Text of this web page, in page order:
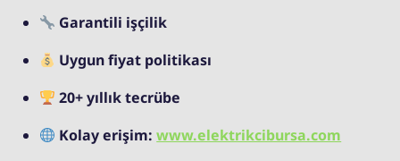
Garantili işçilik
Uygun fiyat politikası
20+ yıllık tecrübe
Kolay erişim:www.elektrikcibursa.com